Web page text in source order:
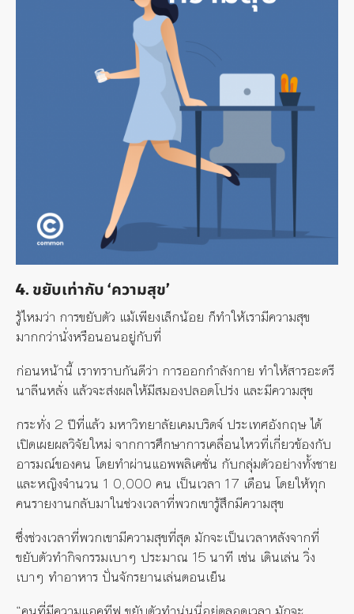
4. ขยับเท่ากับ ‘ความสุข’
รู้ไหมว่า การขยับตัว แม้เพียงเล็กน้อย ก็ทำให้เรามีความสุข
มากกว่านั่งหรือนอนอยู่กับที่
ก่อนหน้านี้ เราทราบกันดีว่า การออกกำลังกาย ทำให้สารอะดรี
นาลีนหลั่ง แล้วจะส่งผลให้มีสมองปลอดโปร่ง และมีความสุข
กระทั่ง 2 ปีที่แล้ว มหาวิทยาลัยเคมบริดจ์ ประเทศอังกฤษ ได้
เปิดเผยผลวิจัยใหม่ จากการศึกษาการเคลื่อนไหวที่เกี่ยวข้องกับ
อารมณ์ของคน โดยทำผ่านแอพพลิเคชั่น กับกลุ่มตัวอย่างทั้งชาย
และหญิงจำนวน 1 0,000 คน เป็นเวลา 17 เดือน โดยให้ทุก
คนรายงานกลับมาในช่วงเวลาที่พวกเขารู้สึกมีความสุข
ซึ่งช่วงเวลาที่พวกเขามีความสุขที่สุด มักจะเป็นเวลาหลังจากที่
ขยับตัวทำกิจกรรมเบาๆ ประมาณ 15 นาที เช่น เดินเล่น วิ่ง
เบาๆ ทำอาหาร ปั่นจักรยานเล่นตอนเย็น